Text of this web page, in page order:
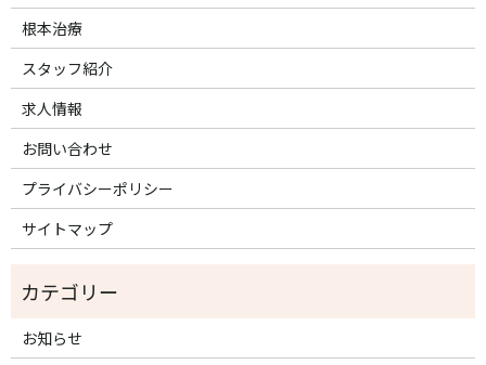
根本治療
スタッフ紹介
求人情報
お問い合わせ
プライバシーポリシー
サイトマップ
お知らせ